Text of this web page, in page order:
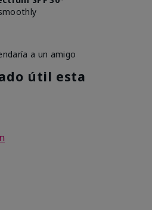
a un amigo
útil esta